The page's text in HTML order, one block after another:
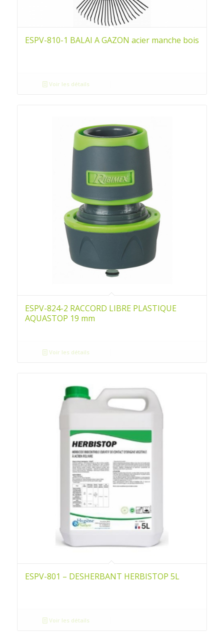
ESPV-810-1 BALAI A GAZON acier manche bois
Voir les détails
ESPV-824-2 RACCORD LIBRE PLASTIQUE
AQUASTOP 19 mm
Voir les détails
ESPV-801 – DESHERBANT HERBISTOP 5L
Voir les détails